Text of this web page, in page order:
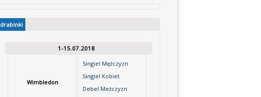
drabinki
1-15.07.2018
Wimbledon
Singiel Mężczyzn
Singiel Kobiet
Debel Meżczyzn